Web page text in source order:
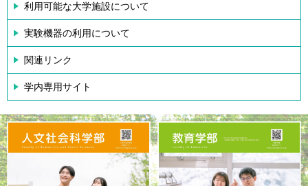
利用可能な大学施設について
実験機器の利用について
関連リンク
学内専用サイト